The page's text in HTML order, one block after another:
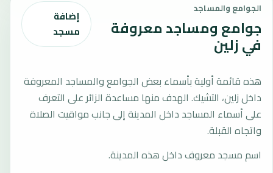
الجوامع والمساجد
جوامع ومساجد معروفة
في زلين
إضافة
مسجد
هذه قائمة أولية بأسماء بعض الجوامع والمساجد المعروفة
داخل زلين، التشيك. الهدف منها مساعدة الزائر على التعرف
على أسماء المساجد داخل المدينة إلى جانب مواقيت الصلاة
واتجاه القبلة.
اسم مسجد معروف داخل هذه المدينة.